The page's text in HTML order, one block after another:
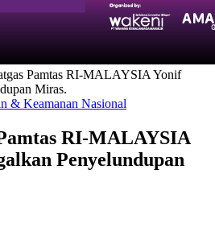
Pamtas RI-MALAYSIA Yonif
Miras.
& Keamanan Nasional
RI-MALAYSIA
Penyelundupan